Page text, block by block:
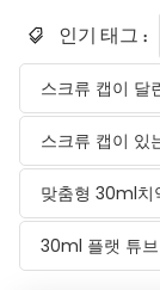
인기 태그 :
스크류 캡이 달
스크류 캡이 있
맞춤형 30ml치
30ml 플랫 튜